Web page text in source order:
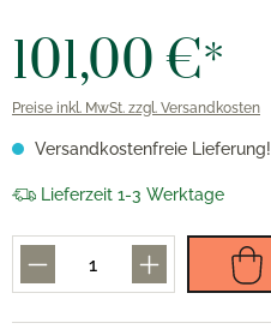
101,00 €*
Preise inkl. MwSt. zzgl. Versandkosten
Versandkostenfreie Lieferung!
Lieferzeit 1-3 Werktage